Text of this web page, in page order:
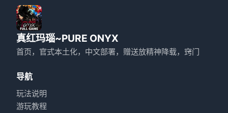
真红玛瑙~PURE ONYX
首页，官式本土化，中文部署，赠送放精神降载，窍门
导航
玩法说明
游玩教程